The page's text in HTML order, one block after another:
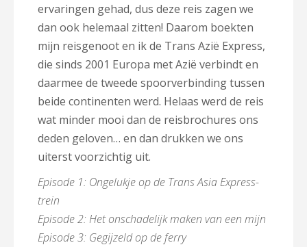
ervaringen gehad, dus deze reis zagen we
dan ook helemaal zitten! Daarom boekten
mijn reisgenoot en ik de Trans Azië Express,
die sinds 2001 Europa met Azië verbindt en
daarmee de tweede spoorverbinding tussen
beide continenten werd. Helaas werd de reis
wat minder mooi dan de reisbrochures ons
deden geloven… en dan drukken we ons
uiterst voorzichtig uit.
Episode 1: Ongelukje op de Trans Asia Express-
trein
Episode 2: Het onschadelijk maken van een mijn
Episode 3: Gegijzeld op de ferry